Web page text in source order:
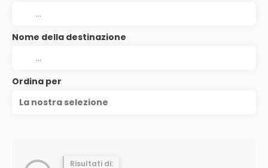
Nome della destinazione
Ordina per
La nostra selezione
Risultati di: